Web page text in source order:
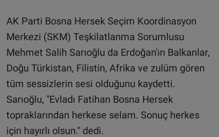
AK Parti Bosna Hersek Seçim Koordinasyon
Merkezi (SKM) Teşkilatlanma Sorumlusu
Mehmet Salih Sarıoğlu da Erdoğan'ın Balkanlar,
Doğu Türkistan, Filistin, Afrika ve zulüm gören
tüm sessizlerin sesi olduğunu kaydetti.
Sarıoğlu, "Evladı Fatihan Bosna Hersek
topraklarından herkese selam. Sonuç herkes
için hayırlı olsun." dedi.